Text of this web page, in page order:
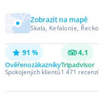
Zobrazit na mapě
Skala, Kefalonie, Řecko
91 %
Ověřenozákazníky
Spokojených klientů
4,1
Tripadvisor
1 471 recenzí